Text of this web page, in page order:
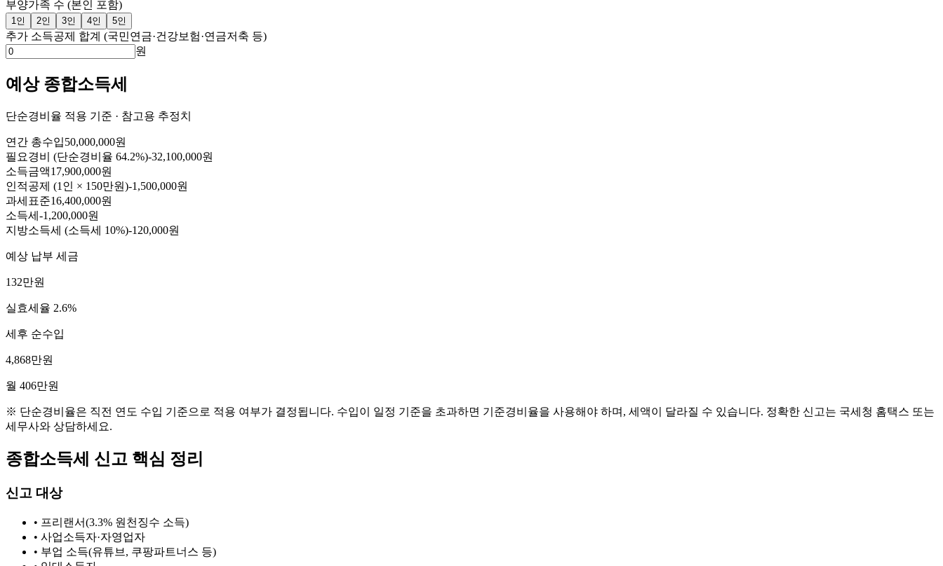
부양가족 수 (본인 포함)
1 인 2인 3인 4인 5인
추가 소득공제 합계 (국민연금·건강보험·연금저축 등)
원
예상 종합소득세
단순경비율 적용 기준 · 참고용 추정치
연간 총수입50,000,000원
필요경비 (단순경비율 64.2%)-32,100,000원
소득금액17,900,000원
인적공제 (1 인 × 150만원)-1,500,000원
과세표준16,400,000원
소득세 -1,200,000원
지방소득세 (소득세 10%)-120,000원
예상 납부 세금
132만원
실효세율 2.6%
세후 순수입
4,868만원
월 406만원
※ 단순경비율은 직전 연도 수입 기준으로 적용 여부가 결정됩니다. 수입이 일정 기준을 초과하면 기준경비율을 사용해야 하며, 세액이 달라질 수 있습니다. 정확한 신고는 국세청 홈택스 또는
세무사와 상담하세요.
종합소득세 신고 핵심 정리
신고 대상
• 프리랜서(3.3% 원천징수 소득)
• 사업소득자·자영업자
• 부업 소득(유튜브, 쿠팡파트너스 등)